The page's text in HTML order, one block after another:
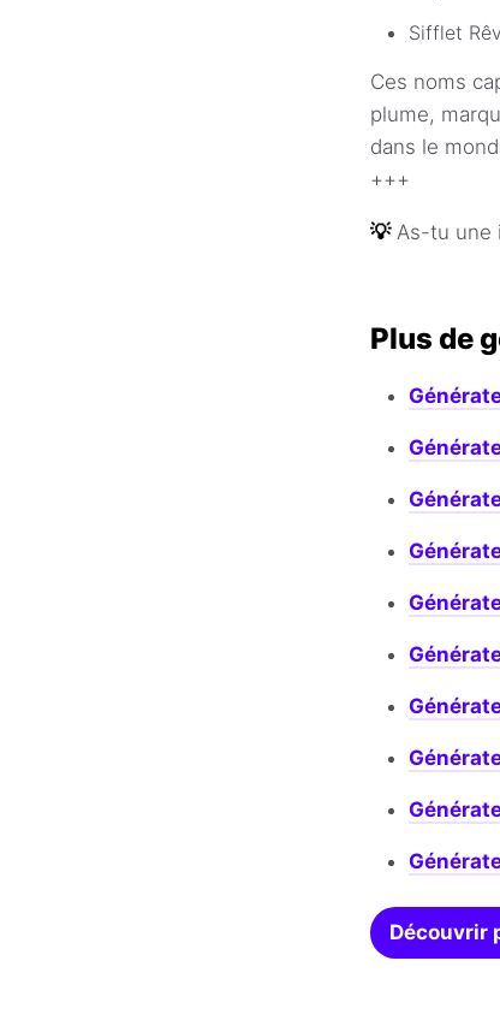
Sifflet
Ces noms
plume,
dans le
+++
💡 As-tu une
Plus de
Découvrir